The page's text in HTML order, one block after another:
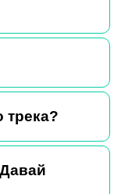
трека?